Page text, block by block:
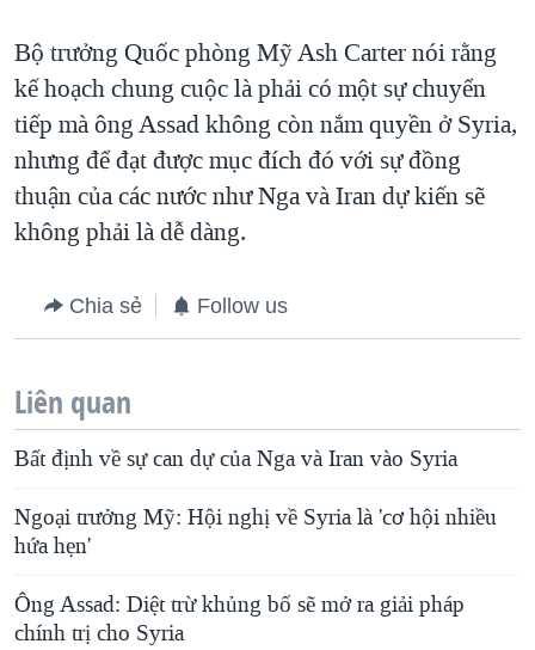
Bộ trưởng Quốc phòng Mỹ Ash Carter nói rằng
kế hoạch chung cuộc là phải có một sự chuyển
tiếp mà ông Assad không còn nắm quyền ở Syria,
nhưng để đạt được mục đích đó với sự đồng
thuận của các nước như Nga và Iran dự kiến sẽ
không phải là dễ dàng.
Chia sẻ Follow us
Liên quan
Bất định về sự can dự của Nga và Iran vào Syria
Ngoại trưởng Mỹ: Hội nghị về Syria là 'cơ hội nhiều
hứa hẹn'
Ông Assad: Diệt trừ khủng bố sẽ mở ra giải pháp
chính trị cho Syria